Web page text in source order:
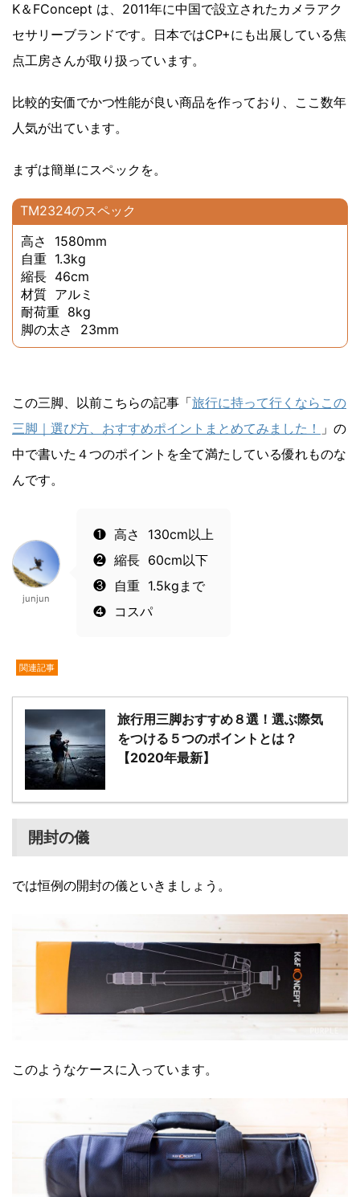
K＆FConcept は、2011年に中国で設立されたカメラアク
セサリーブランドです。日本ではCP+にも出展している焦
点工房さんが取り扱っています。
比較的安価でかつ性能が良い商品を作っており、ここ数年
人気が出ています。
まずは簡単にスペックを。
TM2324のスペック
高さ 1580mm
自重 1.3kg
縮長 46cm
材質 アルミ
耐荷重 8kg
脚の太さ 23mm
この三脚、以前こちらの記事「旅行に持って行くならこの
三脚｜選び方、おすすめポイントまとめてみました！ 」の
中で書いた４つのポイントを全て満たしている優れものな
んです。
junjun
❶ 高さ 130cm以上
❷ 縮長 60cm以下
❸ 自重 1.5kgまで
❹ コスパ
関連記事
旅行用三脚おすすめ８選！選ぶ際気
をつける５つのポイントとは？
【2020年最新】
開封の儀
では恒例の開封の儀といきましょう。
このようなケースに入っています。